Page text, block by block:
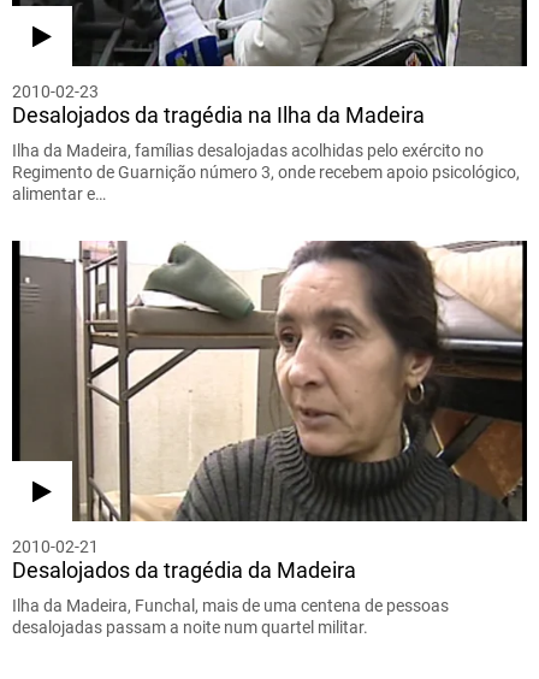
2010-02-23
Desalojados da tragédia na Ilha da Madeira
Ilha da Madeira, famílias desalojadas acolhidas pelo exército no
Regimento de Guarnição número 3, onde recebem apoio psicológico,
alimentar e…
2010-02-21
Desalojados da tragédia da Madeira
Ilha da Madeira, Funchal, mais de uma centena de pessoas
desalojadas passam a noite num quartel militar.